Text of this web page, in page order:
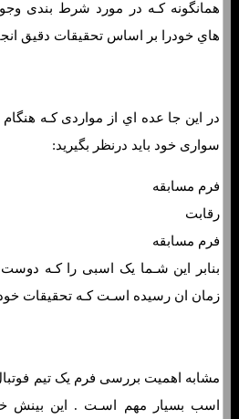
همانگونه کـه در مورد شرط بندی
هاي‌ خودرا بر اساس تحقیقات دقیق
در این جا عده اي از مواردی کـه
سواری خود باید درنظر بگیرید:
فرم مسابقه
رقابت
فرم مسابقه
بنابر این شـما یک اسبی را کـه دوست
زمان ان رسیده اسـت کـه تحقیقات
مشابه اهمیت بررسی فرم یک تیم
اسب بسیار مهم اسـت . این بینش